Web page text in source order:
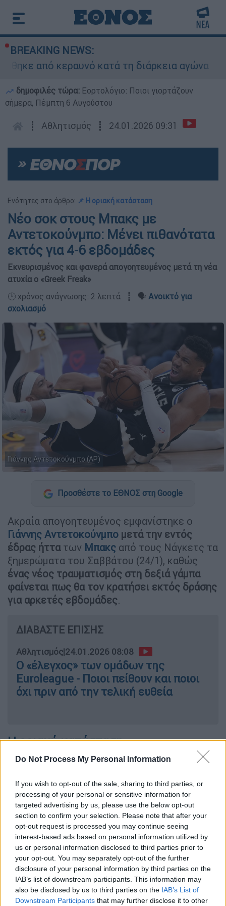
Do Not Process My Personal Information
If you wish to opt-out of the sale, sharing to third parties, or
processing of your personal or sensitive information for
targeted advertising by us, please use the below opt-out
section to confirm your selection. Please note that after your
opt-out request is processed you may continue seeing
interest-based ads based on personal information utilized by
us or personal information disclosed to third parties prior to
your opt-out. You may separately opt-out of the further
disclosure of your personal information by third parties on the
IAB’s list of downstream participants. This information may
also be disclosed by us to third parties on the IAB’s List of
Downstream Participants that may further disclose it to other
BREAKING NEWS:
από κεραυνό κατά τη διάρκεια αγώνα
δημοφιλές τώρα: Εορτολόγιο: Ποιοι γιορτάζουν
σήμερα, Πέμπτη 6 Αυγούστου
┋ Αθλητισμός ┋ 24.01.2026 09:31
Ενότητες στο άρθρο: 📌 Η οριακή κατάσταση
Νέο σοκ στους Μπακς με
Αντετοκούνμπο: Μένει πιθανότατα
εκτός για 4-6 εβδομάδες
Εκνευρισμένος και φανερά απογοητευμένος μετά τη νέα
ατυχία ο «Greek Freak»
🕛 χρόνος ανάγνωσης: 2 λεπτά ┋ 🗣️ Ανοικτό για
σχολιασμό
Γιάννης Αντετοκούνμπο (AP)
Προσθέστε το ΕΘΝΟΣ στη Google
Ακραία απογοητευμένος εμφανίστηκε ο
Γιάννης Αντετοκούνμπο μετά την εντός
έδρας ήττατων Μπακς από τους Νάγκετς τα
ξημερώματα του Σαββάτου (24/1), καθώς
ένας νέος τραυματισμός στη δεξιά γάμπα
φαίνεται πως θα τον κρατήσει εκτός δράσης
για αρκετές εβδομάδες.
ΔΙΑΒΑΣΤΕ ΕΠΙΣΗΣ
Αθλητισμός|24.01.2026 08:08
Ο «έλεγχος» των ομάδων της
Euroleague - Ποιοι πείθουν και ποιοι
όχι πριν από την τελική ευθεία
Η οριακή κατάσταση
Ο «Greek Freak» ολοκλήρωσε τον αγώνα στον
τέλος της αναμέτρησης δήλωσε ότι
περιμένει να ακούσει κάτι αντίστοιχο με ό,τι
συνέβη τον Δεκέμβριο, όταν είχε μείνει
εκτός από τις 3 έως τις 26 του μήνα λόγω
του ίδιου τραυματισμού. «Θα κάνω αύριο
μαγνητική, όμως πιστεύω ότι θα μου πουν
πως πρέπει να μείνει για άλλες 4-6
εβδομάδες εκτός δράσης», ανέφερε
χαρακτηριστικά.